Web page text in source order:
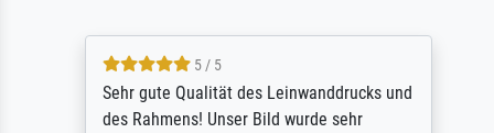
5 / 5
Sehr gute Qualität des Leinwanddrucks und
des Rahmens! Unser Bild wurde sehr